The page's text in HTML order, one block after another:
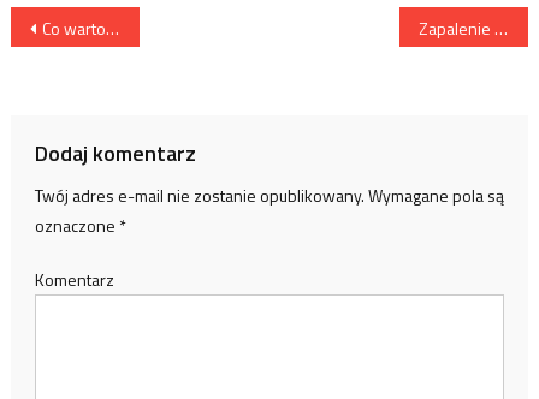
Nawigacja wpisu
Co warto wiedzieć o kleszczach jeszcze przed sezonem? Zapalenie ucha – przyczyny objawy i leczenie
Dodaj komentarz
Twój adres e-mail nie zostanie opublikowany.Wymagane pola są
oznaczone *
Komentarz